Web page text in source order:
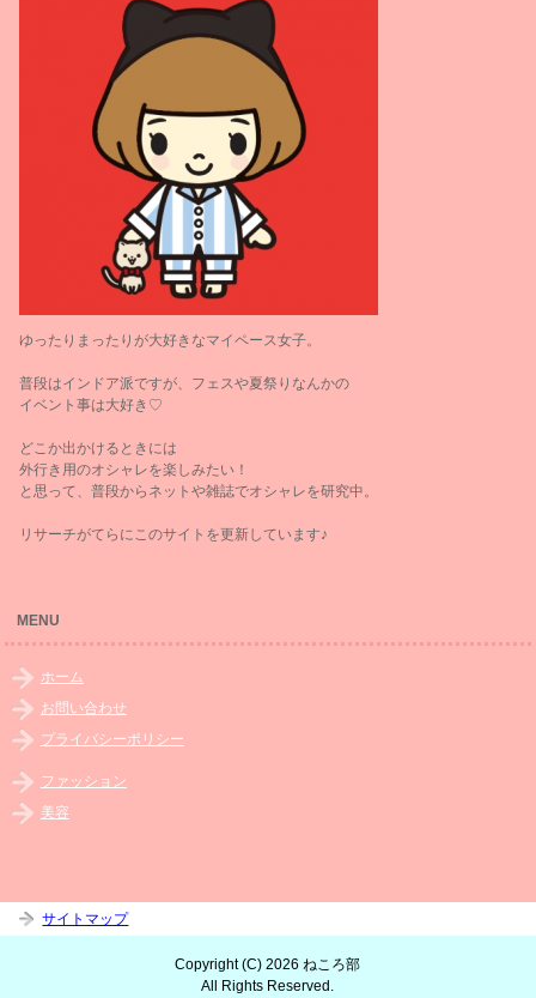
ゆったりまったりが大好きなマイペース女子。
普段はインドア派ですが、フェスや夏祭りなんかの
イベント事は大好き♡
どこか出かけるときには
外行き用のオシャレを楽しみたい！
と思って、普段からネットや雑誌でオシャレを研究中。
リサーチがてらにこのサイトを更新しています♪
MENU
ホーム
お問い合わせ
プライバシーポリシー
ファッション
美容
サイトマップ
Copyright (C) 2026 ねころ部
All Rights Reserved.